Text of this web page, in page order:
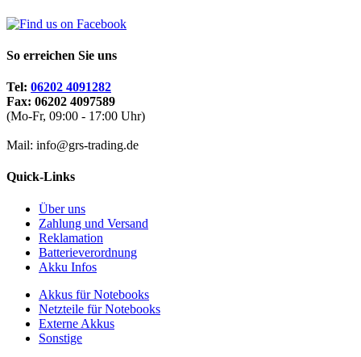
So erreichen Sie uns
Tel: 06202 4091282
Fax: 06202 4097589
(Mo-Fr, 09:00 - 17:00 Uhr)
Mail: info@grs-trading.de
Quick-Links
Über uns
Zahlung und Versand
Reklamation
Batterieverordnung
Akku Infos
Akkus für Notebooks
Netzteile für Notebooks
Externe Akkus
Sonstige